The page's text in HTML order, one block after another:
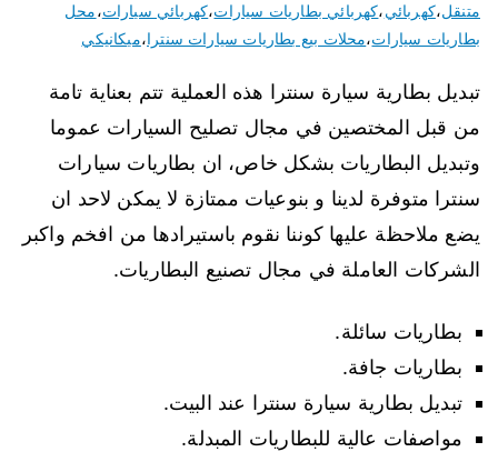
متنقل،كهربائي،كهربائي بطاريات سيارات،كهربائي سيارات،محل
بطاريات سيارات،محلات بيع بطاريات سيارات سنترا،ميكانيكي
تبديل بطارية سيارة سنترا هذه العملية تتم بعناية تامة
من قبل المختصين في مجال تصليح السيارات عموما
وتبديل البطاريات بشكل خاص، ان بطاريات سيارات
سنترا متوفرة لدينا و بنوعيات ممتازة لا يمكن لاحد ان
يضع ملاحظة عليها كوننا نقوم باستيرادها من افخم واكبر
الشركات العاملة في مجال تصنيع البطاريات.
بطاريات سائلة.
بطاريات جافة.
تبديل بطارية سيارة سنترا عند البيت.
مواصفات عالية للبطاريات المبدلة.